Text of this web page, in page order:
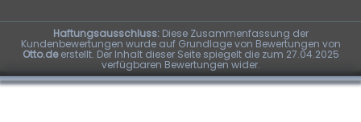
Haftungsausschluss:Diese Zusammenfassung der
Kundenbewertungen wurde auf Grundlage von Bewertungen von
Otto.deerstellt. Der Inhalt dieser Seite spiegelt die zum 27.04.2025
verfügbaren Bewertungen wider.